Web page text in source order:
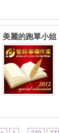
美麗的跑單小姐